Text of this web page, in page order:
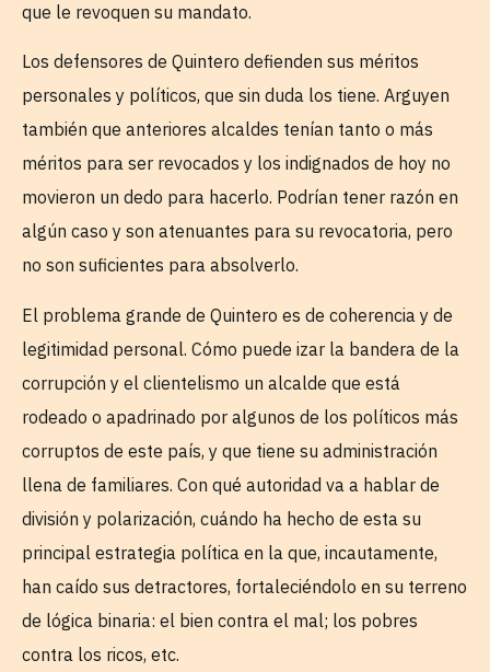
que le revoquen su mandato.
Los defensores de Quintero defienden sus méritos
personales y políticos, que sin duda los tiene. Arguyen
también que anteriores alcaldes tenían tanto o más
méritos para ser revocados y los indignados de hoy no
movieron un dedo para hacerlo. Podrían tener razón en
algún caso y son atenuantes para su revocatoria, pero
no son suficientes para absolverlo.
El problema grande de Quintero es de coherencia y de
legitimidad personal. Cómo puede izar la bandera de la
corrupción y el clientelismo un alcalde que está
rodeado o apadrinado por algunos de los políticos más
corruptos de este país, y que tiene su administración
llena de familiares. Con qué autoridad va a hablar de
división y polarización, cuándo ha hecho de esta su
principal estrategia política en la que, incautamente,
han caído sus detractores, fortaleciéndolo en su terreno
de lógica binaria: el bien contra el mal; los pobres
contra los ricos, etc.